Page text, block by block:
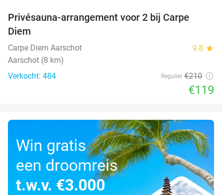
Privésauna-arrangement voor 2 bij Carpe
Diem
Carpe Diem Aarschot 9.8 star
Aarschot (8 km)
Verkocht: 484
Regulier €210
€119
Win gratis
een droomreis
t.w.v. €3.000